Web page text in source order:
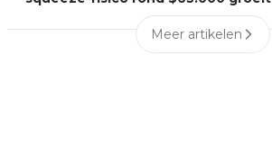
Meer artikelen